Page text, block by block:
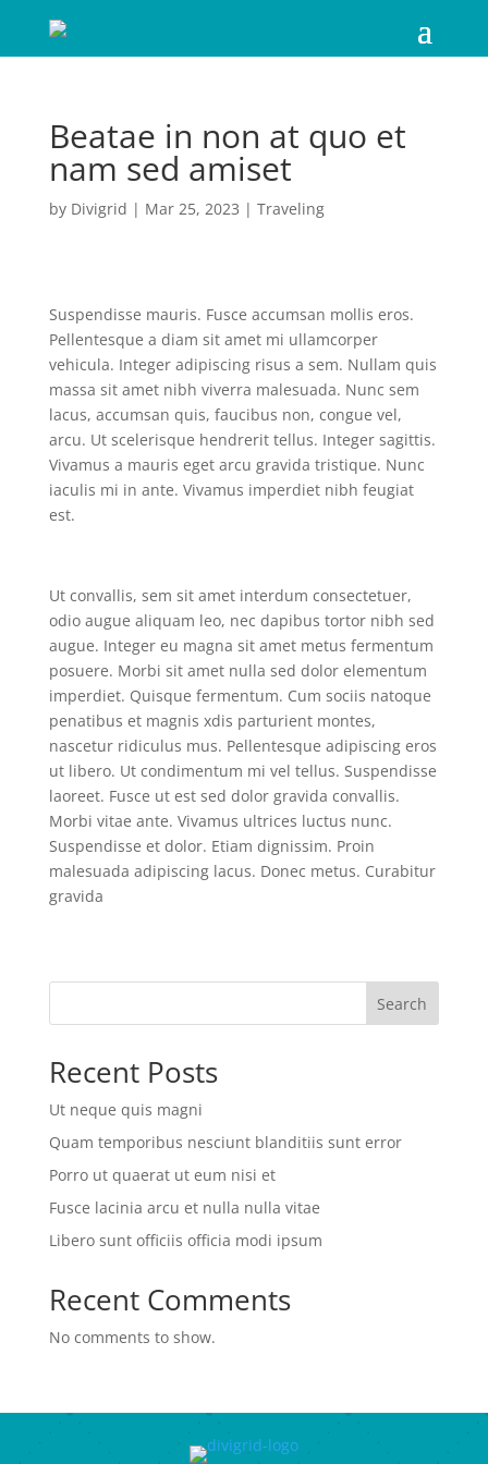
Beatae in non at quo et
nam sed amiset
by Divigrid | Mar 25, 2023 | Traveling
Suspendisse mauris. Fusce accumsan mollis eros.
Pellentesque a diam sit amet mi ullamcorper
vehicula. Integer adipiscing risus a sem. Nullam quis
massa sit amet nibh viverra malesuada. Nunc sem
lacus, accumsan quis, faucibus non, congue vel,
arcu. Ut scelerisque hendrerit tellus. Integer sagittis.
Vivamus a mauris eget arcu gravida tristique. Nunc
iaculis mi in ante. Vivamus imperdiet nibh feugiat
est.
Ut convallis, sem sit amet interdum consectetuer,
odio augue aliquam leo, nec dapibus tortor nibh sed
augue. Integer eu magna sit amet metus fermentum
posuere. Morbi sit amet nulla sed dolor elementum
imperdiet. Quisque fermentum. Cum sociis natoque
penatibus et magnis xdis parturient montes,
nascetur ridiculus mus. Pellentesque adipiscing eros
ut libero. Ut condimentum mi vel tellus. Suspendisse
laoreet. Fusce ut est sed dolor gravida convallis.
Morbi vitae ante. Vivamus ultrices luctus nunc.
Suspendisse et dolor. Etiam dignissim. Proin
malesuada adipiscing lacus. Donec metus. Curabitur
gravida
Search
Recent Posts
Ut neque quis magni
Quam temporibus nesciunt blanditiis sunt error
Porro ut quaerat ut eum nisi et
Fusce lacinia arcu et nulla nulla vitae
Libero sunt officiis officia modi ipsum
Recent Comments
No comments to show.